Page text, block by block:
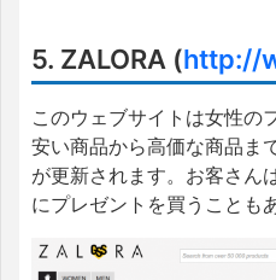
5. ZALORA (http://
このウェブサイトは女性の
安い商品から高価な商品ま
が更新されます。お客さん
にプレゼントを買うことも